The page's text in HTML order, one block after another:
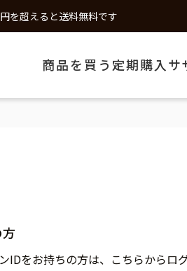
を超えると送料無料です
商品を買う 定期購入 サ
IDをお持ちの方は、こちらからロ